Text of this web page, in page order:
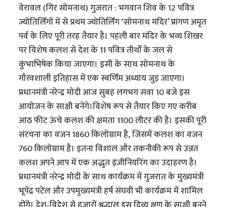
वेरावल (गिर सोमनाथ) गुजरात : भगवान शिव के 12 पवित्र
ज्योतिर्लिंगों में से प्रथम ज्योतिर्लिंग ‘सोमनाथ मंदिर’ प्रांगण अमृत
पर्व के लिए पूरी तरह तैयार है। पहली बार मंदिर के भव्य शिखर
पर विशेष कलश से देश के 11 पवित्र तीर्थों के जल से
कुंभाभिषेक किया जाएगा। इसी के साथ सोमनाथ के
गौरवशाली इतिहास में एक स्वर्णिम अध्याय जुड़ जाएगा।
प्रधानमंत्री नरेन्द्र मोदी आज सुबह लगभग सवा 10 बजे इस
आयोजन के साक्षी बनेंगे।विशेष रूप से तैयार किए गए करीब
आठ फीट ऊंचे कलश की क्षमता 1100 लीटर की है। इसकी पूरी
संरचना का वजन 1860 किलोग्राम है, जिसमें कलश का वजन
760 किलोग्राम है। इतना विशाल और तकनीकी रूप से उन्नत
कलश अपने आप में एक अद्भुत इंजीनियरिंग का उदाहरण है।
प्रधानमंत्री नरेन्द्र मोदी के साथ कार्यक्रम में गुजरात के मुख्यमंत्री
भूपेंद्र पटेल और उपमुख्यमंत्री हर्ष संघवी भी कार्यक्रम में शामिल